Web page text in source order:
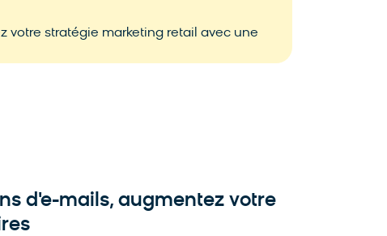
votre stratégie marketing retail avec une
d'e-mails, augmentez votre